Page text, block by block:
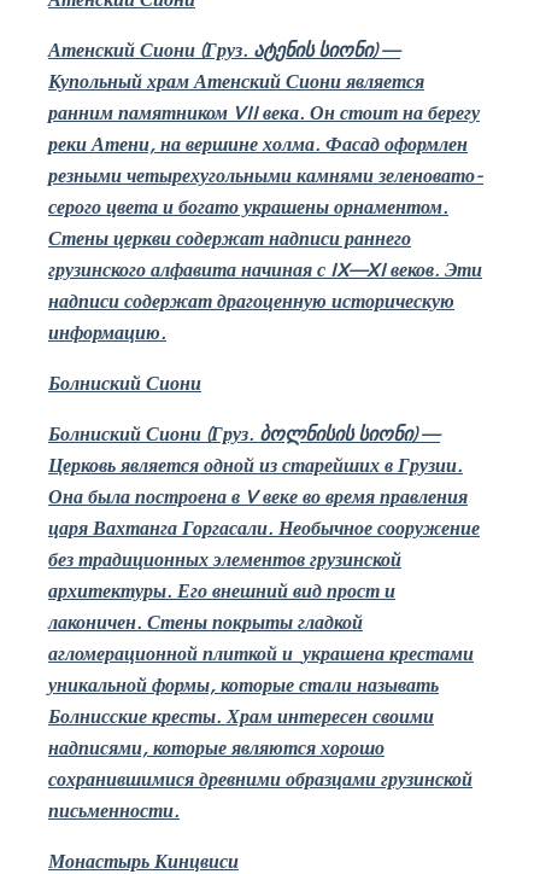
Атенский Сиони (Груз. ატენის სიონი)—
Купольный храм Атенский Сиони является
ранним памятником VIIвека. Он стоит на берегу
реки Атени, на вершине холма. Фасад оформлен
резными четырехугольными камнями зеленовато-
серого цвета и богато украшены орнаментом.
Стены церкви содержат надписи раннего
грузинского алфавита начиная с IX—XIвеков. Эти
надписи содержат драгоценную историческую
информацию.
БолнискийСиони
БолнискийСиони (Груз. ბოლნისის სიონი)—
Церковь является одной из старейших в Грузии.
Она была построена в Vвеке во время правления
царя Вахтанга Горгасали. Необычное сооружение
без традиционных элементов грузинской
архитектуры. Его внешний вид прост и
лаконичен. Стены покрыты гладкой
агломерационной плиткой и украшена крестами
уникальной формы, которые стали называть
Болнисские кресты. Храм интересен своими
надписями, которые являются хорошо
сохранившимися древними образцами грузинской
письменности.
Монастырь Кинцвиси